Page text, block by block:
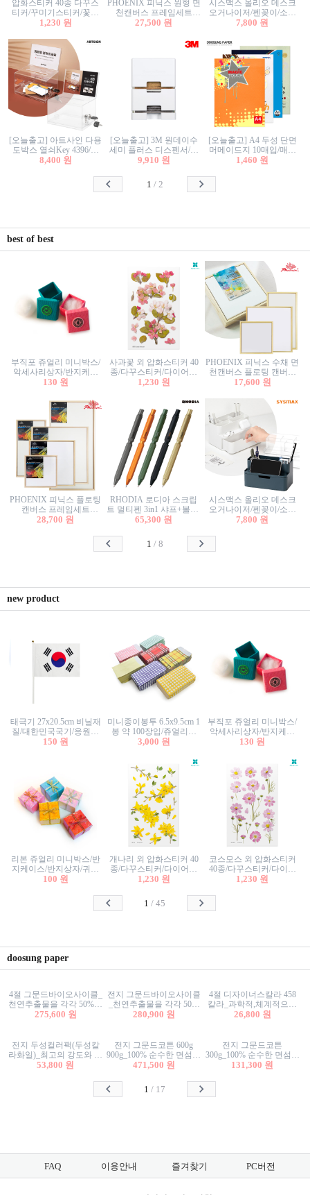
압화스티커 40종 다꾸스
티커/꾸미기스티커/꽃스
티커/압화꽃책갈피/팬시
1,230 원
PHOENIX 피닉스 원형 면
천캔버스 프레임세트
30cm/원형캔버스/플로팅
27,500 원
시스맥스 올리오 데스크
오거나이저/펜꽂이/소품
꽂이/소품함/정리함/수납
7,800 원
[오늘출고] 아트사인 다용
도박스 열쇠Key 4396/투
표함/건의함/모금함/응모
8,400 원
[오늘출고] 3M 원데이수
세미 플러스 디스펜서/소
프트수세미5매+강력수세
9,910 원
[오늘출고] A4 두성 단면
머메이드지 10매입/매직
터치/색지/색상지/색복사
칼라색지/고급복사지
1,460 원
1 / 2
best of best
부직포 쥬얼리 미니박스/
악세사리상자/반지케이
스/반지상자/귀걸이상자/
130 원
사과꽃 외 압화스티커 40
종/다꾸스티커/다이어리
꾸미기/꽃스티커/자연물
1,230 원
PHOENIX 피닉스 수채 면
천캔버스 플로팅 캔버스
프레임세트 30x30cm/액자
17,600 원
PHOENIX 피닉스 플로팅
캔버스 프레임세트
50x50cm/액자캔버스/인테
28,700 원
RHODIA 로디아 스크립
트 멀티펜 3in1 샤프+볼펜/
무광택 알루미늄 육각배
65,300 원
시스맥스 올리오 데스크
오거나이저/펜꽂이/소품
꽂이/소품함/정리함/수납
7,800 원
1 / 8
new product
태극기 27x20.5cm 비닐재
질/대한민국국기/응원깃
발/행사깃발
150 원
미니종이봉투 6.5x9.5cm 1
봉 약 100장입/쥬얼리봉
투/증명사진봉투/악세사
3,000 원
부직포 쥬얼리 미니박스/
악세사리상자/반지케이
스/반지상자/귀걸이상자/
130 원
리본 쥬얼리 미니박스/반
지케이스/반지상자/귀걸
이상자/귀걸이박스/악세
100 원
개나리 외 압화스티커 40
종/다꾸스티커/다이어리
꾸미기/꽃스티커/자연물
1,230 원
코스모스 외 압화스티커
40종/다꾸스티커/다이어
리꾸미기/꽃스티커/자연
1,230 원
1 /45
doosung paper
4절 그문드바이오사이클_
천연추출물을 각각 50%이
상 함유한 친환경그래픽
275,600 원
전지 그문드바이오사이클
_천연추출물을 각각 50%
이상 함유한 친환경그래
280,900 원
4절 디자이너스칼라 458
칼라_과학적,체계적으로
분류된 200색을 갖춘 색지
26,800 원
전지 두성컬러팩(두성칼
라화일)_최고의 강도와 평
활성을 지닌 다양한 컬러
53,800 원
전지 그문드코튼 600g
900g_100% 순수한 면섬유
로 만든 친환경프리미엄
471,500 원
전지 그문드코튼
300g_100% 순수한 면섬유
로 만든 친환경프리미엄
131,300 원
1 / 17
FAQ 이용안내 즐겨찾기 PC버전